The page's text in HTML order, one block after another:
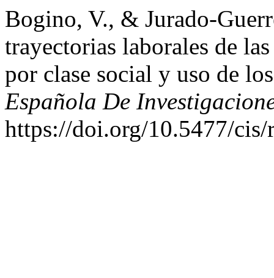
Bogino, V., & Jurado-
trayectorias laborales de
por clase social y uso de
Española De
https://doi.org/10.5477/cis/